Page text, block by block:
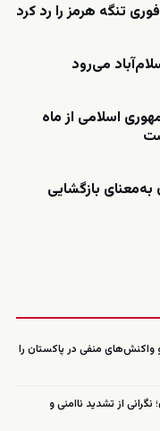
تنگه هرمز را رد کرد
می‌رود
اسلامی از ماه
بازگشایی
واکنش‌های منفی در پاکستان را
از تشدید ناامنی و